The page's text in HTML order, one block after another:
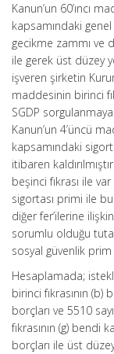
Kanun’un 60’ıncı
kapsamındaki genel
gecikme zammı ve
ile gerek üst düzey
işveren şirketin
maddesinin birinci
SGDP
Kanun’un 4’üncü
kapsamındaki
itibaren
beşinci fıkrası ile
sigortası primi ile
diğer fer’ilerine
sorumlu olduğu
sosyal güvenlik
Hesaplamada;
birinci fıkrasının (b)
borçları ve 5510
fıkrasının (g) bendi
borçları ile üst